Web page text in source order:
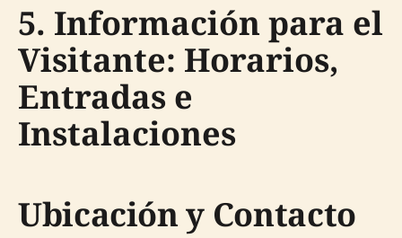
5. Información para el
Visitante: Horarios,
Entradas e
Instalaciones
Ubicación y Contacto